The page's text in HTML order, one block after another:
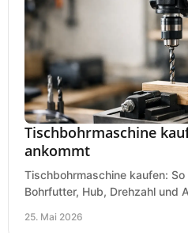
Tischbohrmaschine
ankommt
Tischbohrmaschine kaufen:
Bohrfutter, Hub, Drehzahl und
25. Mai 2026